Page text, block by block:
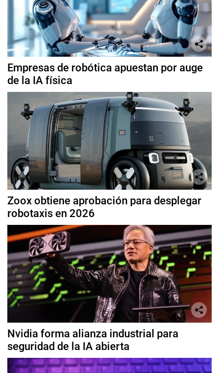
Empresas de robótica apuestan por auge
de la IA física
Zoox obtiene aprobación para desplegar
robotaxis en 2026
Nvidia forma alianza industrial para
seguridad de la IA abierta